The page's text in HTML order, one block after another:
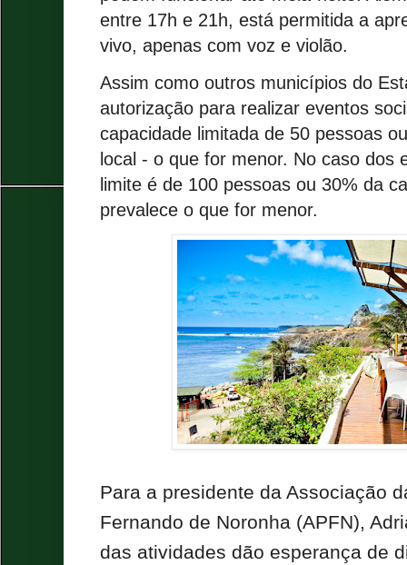
entre 17h e 21h, está permitida a
vivo, apenas com voz e violão.
Assim como outros municípios do
autorização para realizar eventos
capacidade limitada de 50 pessoas
local - o que for menor. No caso dos
limite é de 100 pessoas ou 30% da
prevalece o que for menor.
Para a presidente da Associação
Fernando de Noronha (APFN),
das atividades dão esperança de